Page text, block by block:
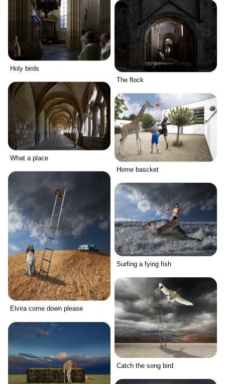
Holy birds
The flock
What a place
Home bascket
Elvira come down please
Surfing a fying fish
Catch the song bird